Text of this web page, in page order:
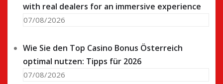
with real dealers for an immersive experience
07/08/2026
Wie Sie den Top Casino Bonus Österreich
optimal nutzen: Tipps für 2026
07/08/2026